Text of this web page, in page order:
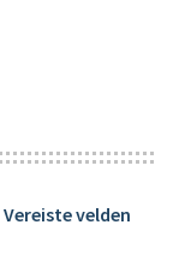
Vereiste velden